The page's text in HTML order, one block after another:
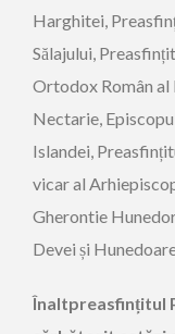
Harghitei,
Sălajului,
Ortodox Român al
Nectarie,
Islandei,
vicar al
Gherontie
Devei și
Înaltpreasfințitul